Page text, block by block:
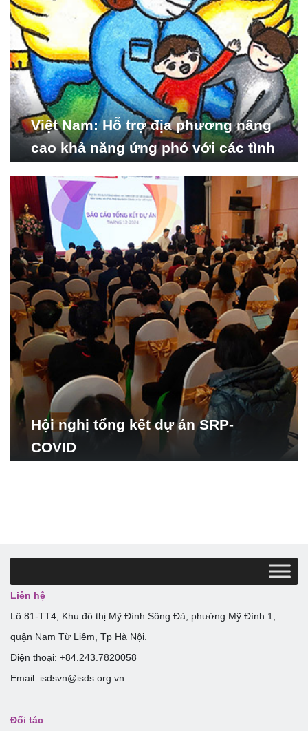
Việt Nam: Hỗ trợ địa phương nâng
cao khả năng ứng phó với các tình
Hội nghị tổng kết dự án SRP-
COVID
Liên hệ
Lô 81-TT4, Khu đô thị Mỹ Đình Sông Đà, phường Mỹ Đình 1,
quận Nam Từ Liêm, Tp Hà Nội.
Điện thoại: +84.243.7820058
Email: isdsvn@isds.org.vn
Đối tác